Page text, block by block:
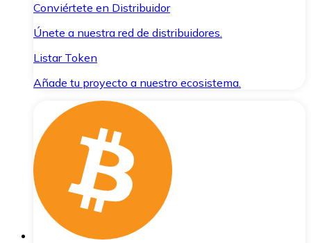
Conviértete en Distribuidor
Únete a nuestra red de distribuidores.
Listar Token
Añade tu proyecto a nuestro ecosistema.